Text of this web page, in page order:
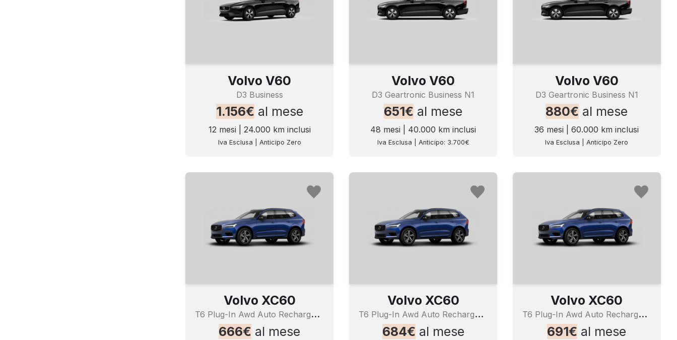
Volvo V60
D3 Business
1.156€ al mese
12 mesi | 24.000 km inclusi
Iva Esclusa | Anticipo Zero
Volvo V60
D3 Geartronic Business N1
651€ al mese
48 mesi | 40.000 km inclusi
Iva Esclusa | Anticipo: 3.700€
Volvo V60
D3 Geartronic Business N1
880€ al mese
36 mesi | 60.000 km inclusi
Iva Esclusa | Anticipo Zero
Volvo XC60
T
6 Plug-In Awd Auto Recharge Ins. Exp
666€ al mese
Volvo XC60
T
6 Plug-In Awd Auto Recharge Ins. Exp
684€ al mese
Volvo XC60
T
6 Plug-In Awd Auto Recharge Ins. Exp
691€ al mese